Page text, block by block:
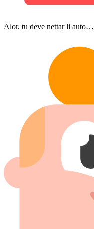
Alor, tu deve nettar li auto…